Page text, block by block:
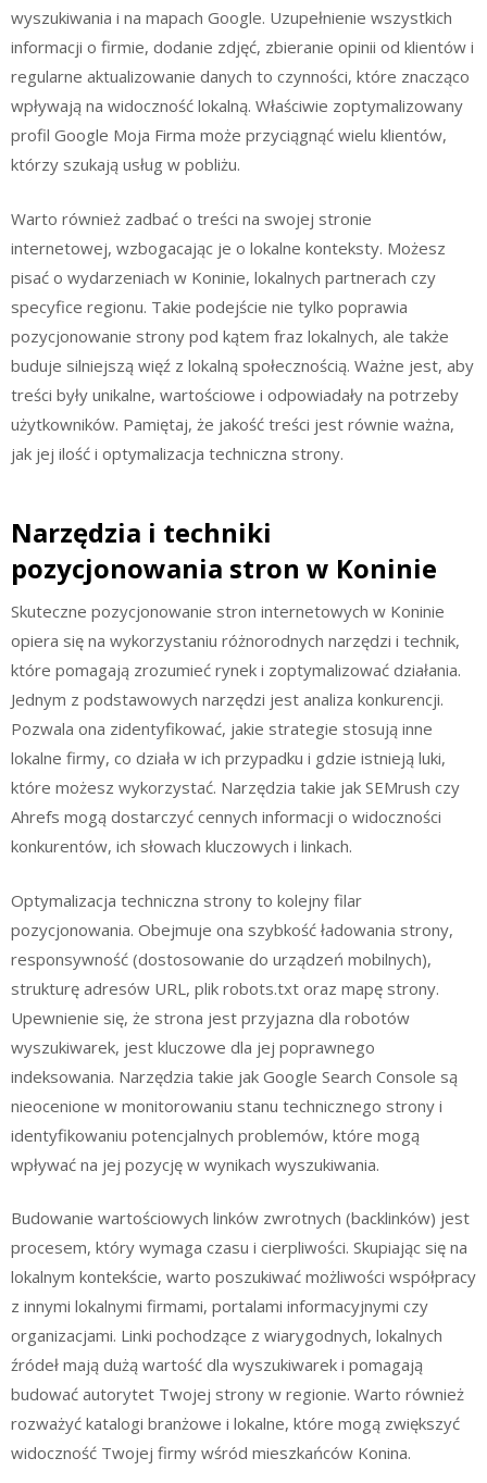
wyszukiwania i na mapach Google. Uzupełnienie wszystkich
informacji o firmie, dodanie zdjęć, zbieranie opinii od klientów i
regularne aktualizowanie danych to czynności, które znacząco
wpływają na widoczność lokalną. Właściwie zoptymalizowany
profil Google Moja Firma może przyciągnąć wielu klientów,
którzy szukają usług w pobliżu.
Warto również zadbać o treści na swojej stronie
internetowej, wzbogacając je o lokalne konteksty. Możesz
pisać o wydarzeniach w Koninie, lokalnych partnerach czy
specyfice regionu. Takie podejście nie tylko poprawia
pozycjonowanie strony pod kątem fraz lokalnych, ale także
buduje silniejszą więź z lokalną społecznością. Ważne jest, aby
treści były unikalne, wartościowe i odpowiadały na potrzeby
użytkowników. Pamiętaj, że jakość treści jest równie ważna,
jak jej ilość i optymalizacja techniczna strony.
Narzędzia i techniki
pozycjonowania stron w Koninie
Skuteczne pozycjonowanie stron internetowych w Koninie
opiera się na wykorzystaniu różnorodnych narzędzi i technik,
które pomagają zrozumieć rynek i zoptymalizować działania.
Jednym z podstawowych narzędzi jest analiza konkurencji.
Pozwala ona zidentyfikować, jakie strategie stosują inne
lokalne firmy, co działa w ich przypadku i gdzie istnieją luki,
które możesz wykorzystać. Narzędzia takie jak SEMrush czy
Ahrefs mogą dostarczyć cennych informacji o widoczności
konkurentów, ich słowach kluczowych i linkach.
Optymalizacja techniczna strony to kolejny filar
pozycjonowania. Obejmuje ona szybkość ładowania strony,
responsywność (dostosowanie do urządzeń mobilnych),
strukturę adresów URL, plik robots.txt oraz mapę strony.
Upewnienie się, że strona jest przyjazna dla robotów
wyszukiwarek, jest kluczowe dla jej poprawnego
indeksowania. Narzędzia takie jak Google Search Console są
nieocenione w monitorowaniu stanu technicznego strony i
identyfikowaniu potencjalnych problemów, które mogą
wpływać na jej pozycję w wynikach wyszukiwania.
Budowanie wartościowych linków zwrotnych (backlinków) jest
procesem, który wymaga czasu i cierpliwości. Skupiając się na
lokalnym kontekście, warto poszukiwać możliwości współpracy
z innymi lokalnymi firmami, portalami informacyjnymi czy
organizacjami. Linki pochodzące z wiarygodnych, lokalnych
źródeł mają dużą wartość dla wyszukiwarek i pomagają
budować autorytet Twojej strony w regionie. Warto również
rozważyć katalogi branżowe i lokalne, które mogą zwiększyć
widoczność Twojej firmy wśród mieszkańców Konina.